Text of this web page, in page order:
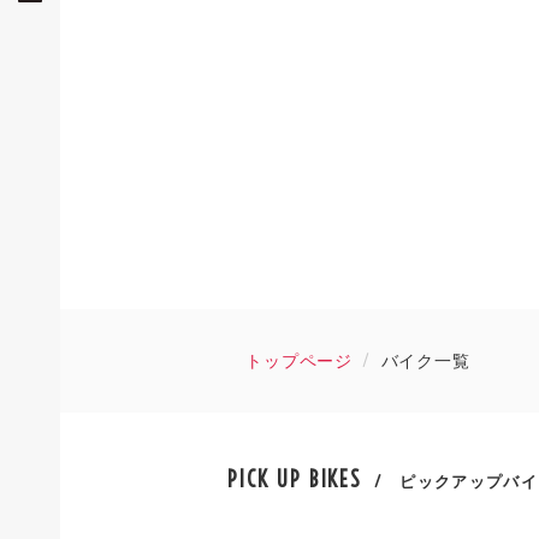
トップページ バイク一覧
PICK UP BIKES / ピックアップバ